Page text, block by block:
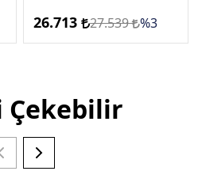
26.713 27.539 %3